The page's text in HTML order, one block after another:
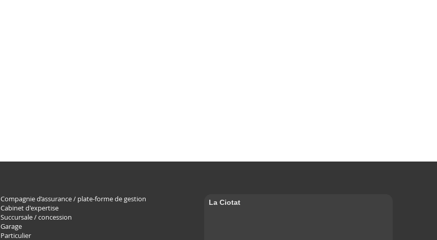
Compagnie d’assurance / plate-forme de gestion
Cabinet d'expertise
Succursale / concession
Garage
Particulier
La Ciotat